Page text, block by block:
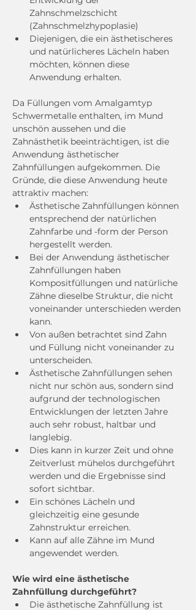
Zahnschmelzschicht
(Zahnschmelzhypoplasie)
Diejenigen, die ein ästhetischeres
und natürlicheres Lächeln haben
möchten, können diese
Anwendung erhalten.
Da Füllungen vom Amalgamtyp
Schwermetalle enthalten, im Mund
unschön aussehen und die
Zahnästhetik beeinträchtigen, ist die
Anwendung ästhetischer
Zahnfüllungen aufgekommen. Die
Gründe, die diese Anwendung heute
attraktiv machen:
Ästhetische Zahnfüllungen können
entsprechend der natürlichen
Zahnfarbe und -form der Person
hergestellt werden.
Bei der Anwendung ästhetischer
Zahnfüllungen haben
Kompositfüllungen und natürliche
Zähne dieselbe Struktur, die nicht
voneinander unterschieden werden
kann.
Von außen betrachtet sind Zahn
und Füllung nicht voneinander zu
unterscheiden.
Ästhetische Zahnfüllungen sehen
nicht nur schön aus, sondern sind
aufgrund der technologischen
Entwicklungen der letzten Jahre
auch sehr robust, haltbar und
langlebig.
Dies kann in kurzer Zeit und ohne
Zeitverlust mühelos durchgeführt
werden und die Ergebnisse sind
sofort sichtbar.
Ein schönes Lächeln und
gleichzeitig eine gesunde
Zahnstruktur erreichen.
Kann auf alle Zähne im Mund
angewendet werden.
Wie wird eine ästhetische
Zahnfüllung durchgeführt?
Die ästhetische Zahnfüllung ist